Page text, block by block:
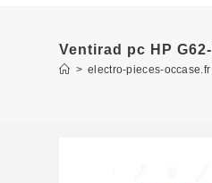
Ventirad pc HP
> electro-pieces-occase.fr